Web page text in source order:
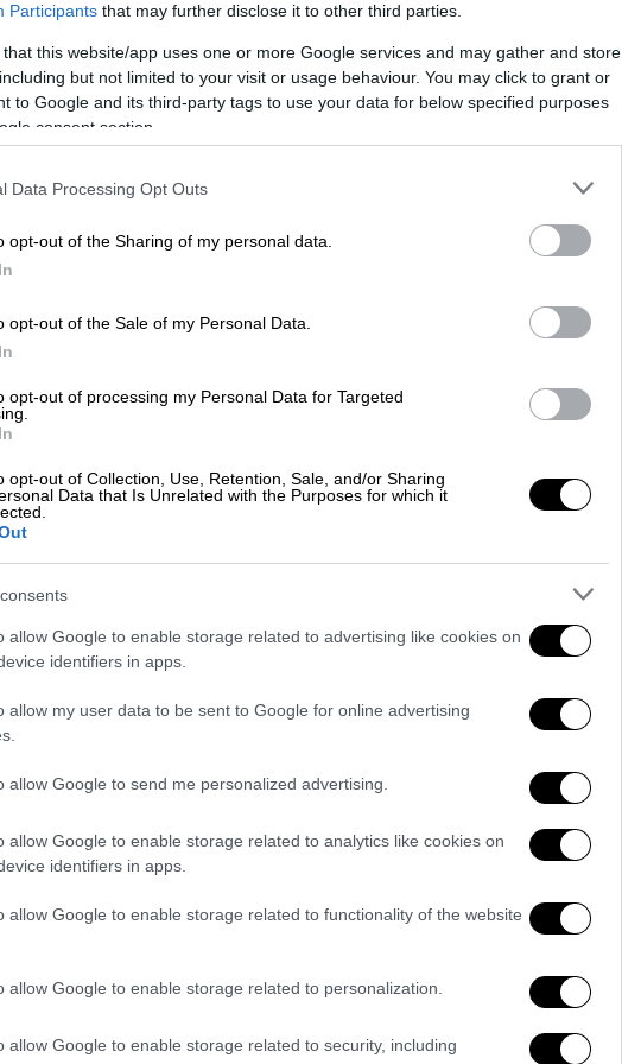
Participants that may further disclose it to other third parties.
that this website/app uses one or more Google services and may gather and store
but not limited to your visit or usage behaviour. You may click to grant or
to Google and its third-party tags to use your data for below specified purposes
consent section.
Data Processing Opt Outs
opt-out of the Sharing of my personal data.
opt-out of the Sale of my Personal Data.
opt-out of processing my Personal Data for Targeted
opt-out of Collection, Use, Retention, Sale, and/or Sharing
Data that Is Unrelated with the Purposes for which it
allow Google to enable storage related to advertising like cookies on
identifiers in apps.
allow my user data to be sent to Google for online advertising
allow Google to send me personalized advertising.
allow Google to enable storage related to analytics like cookies on
identifiers in apps.
allow Google to enable storage related to functionality of the website
allow Google to enable storage related to personalization.
allow Google to enable storage related to security, including
Τζαρέκι,
παραδόθηκε στον Τζαρέκι τη
των Καννών.
ένα συμπαθητικό πορτρέτο του Ασάνζ,
την απόφασή του να δημοσιεύσει τα
μέχρι απόρρητα πλάνα από αεροπορικές
και των συμμάχων της.
πληροφορίες που θα μπορούσαν να
τα ρισκάρει όλα για να λογοδοτήσει